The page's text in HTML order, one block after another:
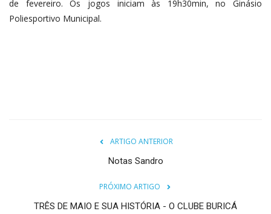
de fevereiro. Os jogos iniciam às 19h30min, no Ginásio
Poliesportivo Municipal.
ARTIGO ANTERIOR
Notas Sandro
PRÓXIMO ARTIGO
TRÊS DE MAIO E SUA HISTÓRIA - O CLUBE BURICÁ